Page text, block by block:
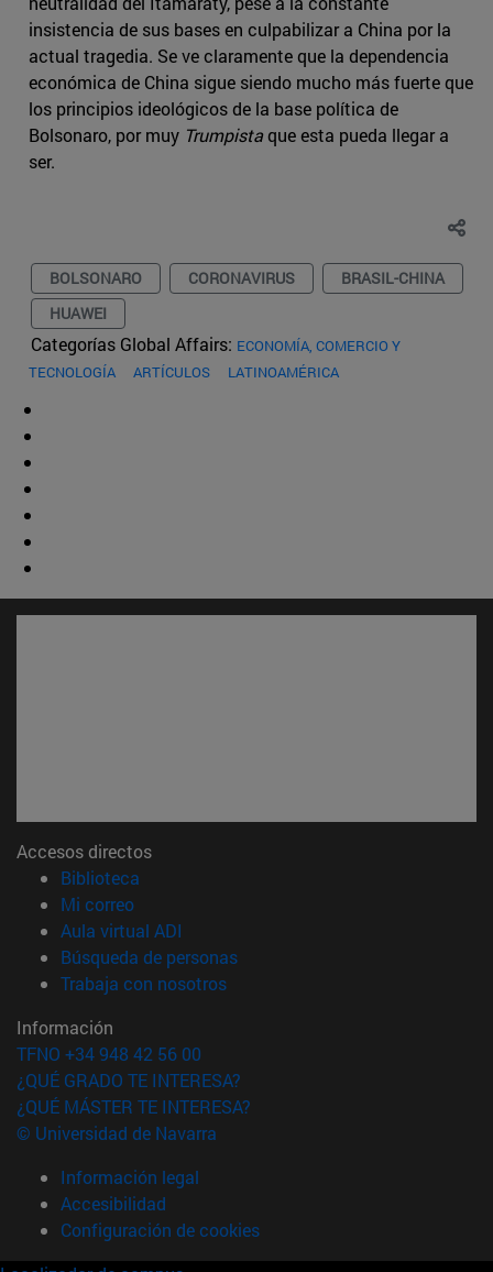
insistencia de sus bases en culpabilizar a China por la
actual tragedia. Se ve claramente que la dependencia
económica de China sigue siendo mucho más fuerte que
los principios ideológicos de la base política de
Bolsonaro, por muy Trumpistaque esta pueda llegar a
ser.
BOLSONARO CORONAVIRUS
BRASIL-CHINA
HUAWEI
Categorías Global Affairs: ECONOMÍA, COMERCIO Y
TECNOLOGÍA
ARTÍCULOS LATINOAMÉRICA
Accesos directos
Biblioteca
Mi correo(abre en nueva ventana)
Aula virtual ADI
Búsqueda de personas(abre en nueva ventana)
Trabaja con nosotros(abre en nueva ventana)
Información
TFNO +34 948 42 56 00
¿QUÉ GRADO TE INTERESA?
¿QUÉ MÁSTER TE INTERESA?
© Universidad de Navarra
Información legal
Accesibilidad
Configuración de cookies